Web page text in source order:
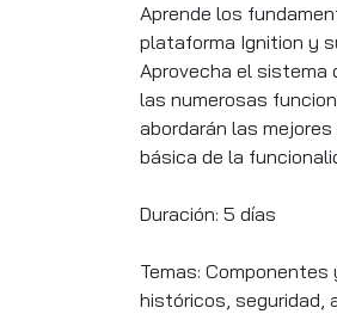
Aprende los
plataforma Ignition y
Aprovecha el sistema
las numerosas
abordarán las
básica de la
Duración: 5 días
Temas:
históricos, seguridad,